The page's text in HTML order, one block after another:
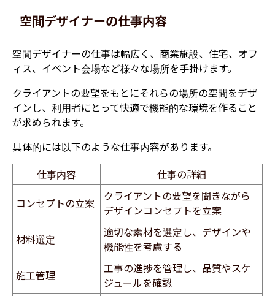
空間デザイナーの仕事内容
空間デザイナーの仕事は幅広く、商業施設、住宅、オフ
ィス、イベント会場など様々な場所を手掛けます。
クライアントの要望をもとにそれらの場所の空間をデザ
インし、利用者にとって快適で機能的な環境を作ること
が求められます。
具体的には以下のような仕事内容があります。
仕事内容
仕事の詳細
コンセプトの立案
クライアントの要望を聞きながら
デザインコンセプトを立案
材料選定
適切な素材を選定し、デザインや
機能性を考慮する
施工管理
工事の進捗を管理し、品質やスケ
ジュールを確認